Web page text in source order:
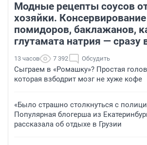
Модные рецепты соусов
хозяйки. Консервирование
помидоров, баклажанов,
глутамата натрия — сразу
13 часов 7 392 Обсудить
Сыграем в «Ромашку»? Простая
которая взбодрит мозг не хуже кофе
«Было страшно столкнуться с
Популярная блогерша из
рассказала об отдыхе в Грузии